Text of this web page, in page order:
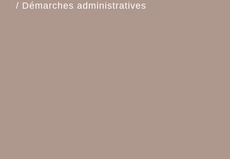
/ Démarches administratives